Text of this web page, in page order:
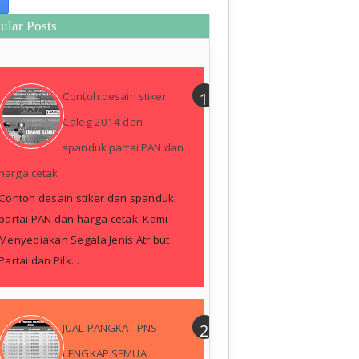
Posts
Contoh desain stiker
Caleg 2014 dan
spanduk partai PAN dan
cetak
desain stiker dan spanduk
PAN dan harga cetak Kami
Segala Jenis Atribut
dan Pilk...
JUAL PANGKAT PNS
LENGKAP SEMUA